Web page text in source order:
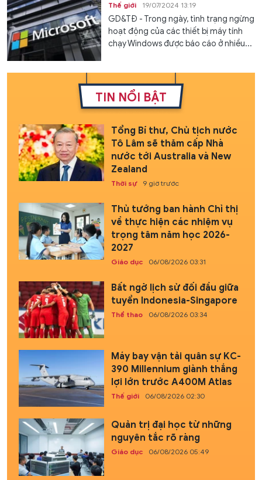
Thế giới 19/07/2024 13:19
GD&TĐ - Trong ngày, tình trạng ngừng
hoạt động của các thiết bị máy tính
chạy Windows được báo cáo ở nhiều...
TIN NỔI BẬT
Tổng Bí thư, Chủ tịch nước
Tô Lâm sẽ thăm cấp Nhà
nước tới Australia và New
Zealand
Thời sự 9 giờ trước
Thủ tướng ban hành Chỉ thị
về thực hiện các nhiệm vụ
trọng tâm năm học 2026-
2027
Giáo dục 06/08/2026 03:31
Bất ngờ lịch sử đối đầu giữa
tuyển Indonesia-Singapore
Thể thao 06/08/2026 03:34
Máy bay vận tải quân sự KC-
390 Millennium giành thắng
lợi lớn trước A400M Atlas
Thế giới 06/08/2026 02:30
Quản trị đại học từ những
nguyên tắc rõ ràng
Giáo dục 06/08/2026 05:49